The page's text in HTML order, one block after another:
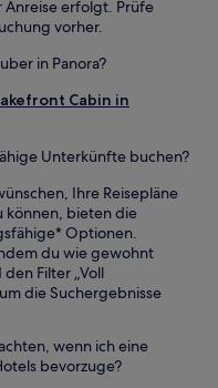
Anreise erfolgt. Prüfe
vorher.
in Panora?
Cabin in
Unterkünfte buchen?
Ihre Reisepläne
können, bieten die
Optionen.
du wie gewohnt
Filter „Voll
die Suchergebnisse
wenn ich eine
bevorzuge?